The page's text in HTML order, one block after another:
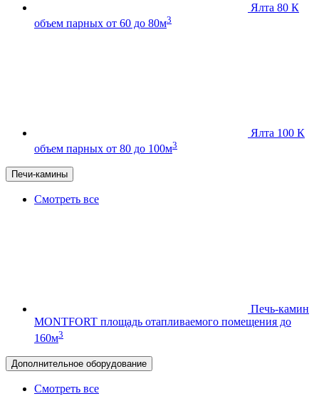
Ялта 80 К
объем парных от 60 до 80м3
Ялта 100 К
объем парных от 80 до 100м3
Печи-камины
Смотреть все
Печь-камин
MONTFORT площадь отапливаемого помещения до
160м3
Дополнительное оборудование
Смотреть все